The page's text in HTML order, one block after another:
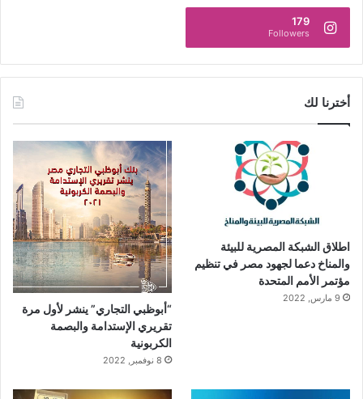
179
Followers
أخترنا لك
اطلاق الشبكة المصرية للبيئة
والمناخ دعما لجهود مصر في تنظيم
مؤتمر الأمم المتحدة
9 مارس, 2022
“أبوظبي التجاري” ينشر لأول مرة
تقريري الإستدامة والبصمة
الكربونية
8 نوفمبر, 2022